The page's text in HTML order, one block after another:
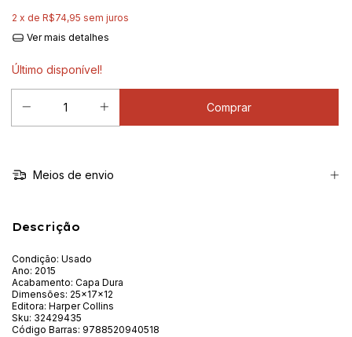
2 x de R$74,95 sem juros
Ver mais detalhes
Último disponível!
Meios de envio
Descrição
Condição: Usado
Ano: 2015
Acabamento: Capa Dura
Dimensões: 25x17x12
Editora: Harper Collins
Sku: 32429435
Código Barras: 9788520940518